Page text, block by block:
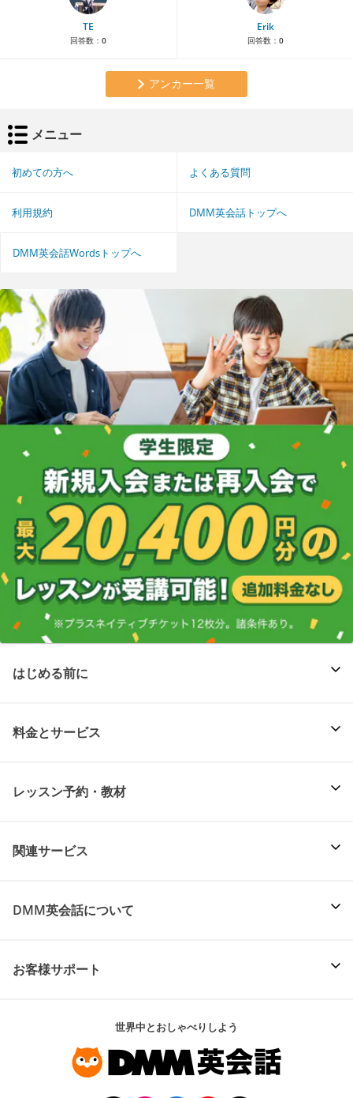
TE
回答数： 0
Erik
回答数： 0
アンカー一覧
メニュー
初めての方へ よくある質問
利用規約 DMM英会話トップへ
DMM英会話Wordsトップへ
はじめる前に
料金とサービス
レッスン予約・教材
関連サービス
DMM英会話について
お客様サポート
世界中とおしゃべりしよう